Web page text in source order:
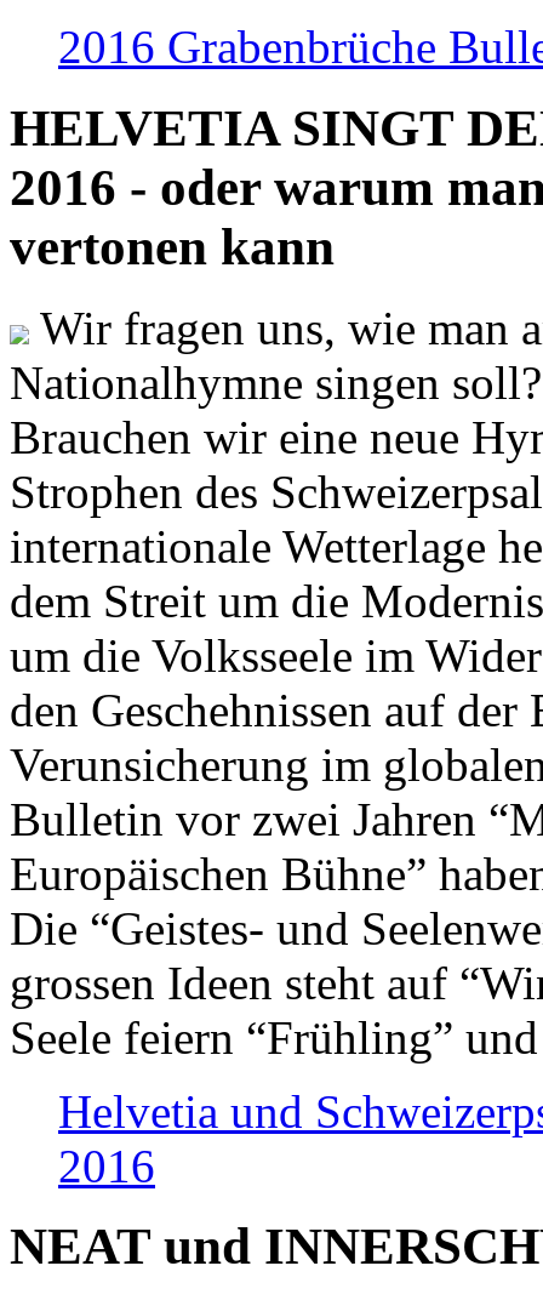
2016 Grabenbrüche
HELVETIA SINGT
2016 - oder warum
vertonen kann
Wir fragen uns, wie man
Nationalhymne singen
Brauchen wir eine neue
Strophen des
internationale Wetterlage
dem Streit um die
um die Volksseele im
den Geschehnissen auf
Verunsicherung im
Bulletin vor zwei Jahren
Europäischen Bühne”
Die “Geistes- und
grossen Ideen steht auf
Seele feiern “Frühling”
Helvetia und
2016
NEAT und